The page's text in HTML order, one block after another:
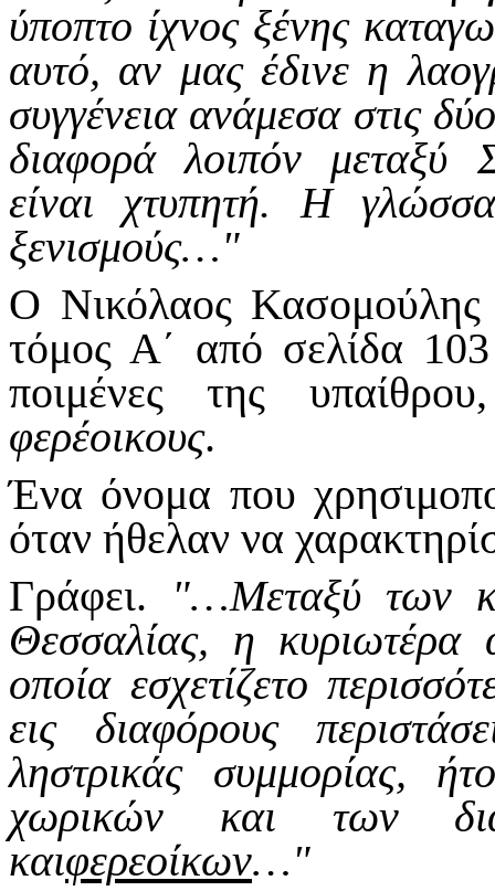
ύποπτο ίχνος ξένης
αυτό, αν μας έδινε η
συγγένεια ανάμεσα στις
διαφορά λοιπόν
είναι χτυπητή. H
ξενισμούς…"
Ο Νικόλαος Κασομούλης
τόμος Α΄ από σελίδα
ποιμένες της
φερέοικους.
Ένα όνομα που
όταν ήθελαν να
Γράφει.
"…Μεταξύ των
Θεσσαλίας, η
οποία εσχετίζετο
εις διαφόρους
ληστρικάς συμμορίας,
χωρικών και των
καιφερεοίκων…"